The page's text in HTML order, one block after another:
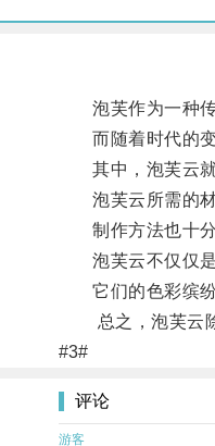
泡芙作为一种传
而随着时代的变
其中，泡芙云就
泡芙云所需的材
制作方法也十分
泡芙云不仅仅是
它们的色彩缤纷
总之，泡芙云除
#3#
评论
游客